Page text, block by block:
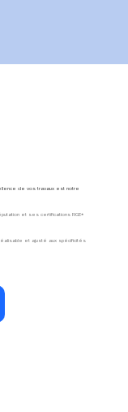
de vos travaux est notre
et ses certifications RGE*
et ajusté aux spécificités